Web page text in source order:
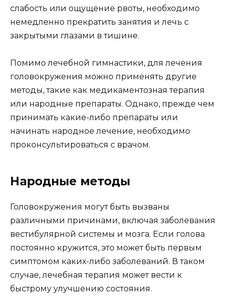
слабость или ощущение рвоты, необходимо
немедленно прекратить занятия и лечь с
закрытыми глазами в тишине.
Помимо лечебной гимнастики, для лечения
головокружения можно применять другие
методы, такие как медикаментозная терапия
или народные препараты. Однако, прежде чем
принимать какие-либо препараты или
начинать народное лечение, необходимо
проконсультироваться с врачом.
Народные методы
Головокружения могут быть вызваны
различными причинами, включая заболевания
вестибулярной системы и мозга. Если голова
постоянно кружится, это может быть первым
симптомом каких-либо заболеваний. В таком
случае, лечебная терапия может вести к
быстрому улучшению состояния.